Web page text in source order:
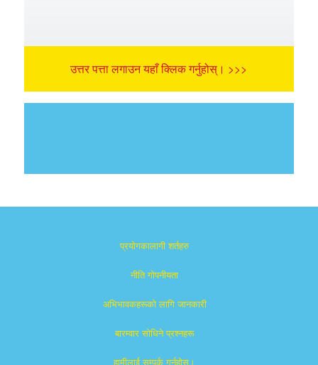
उत्तर पत्ता लगाउन यहाँ क्लिक गर्नुहोस्। >>>
प्रयोगकालागी शर्तहरु
नीति गोपनीयता
अभिभावकहरूको लागि जानकारी
बारम्वार साेधिने प्रश्नहरू
हामीलाई सम्पर्क गर्नुहोस्।